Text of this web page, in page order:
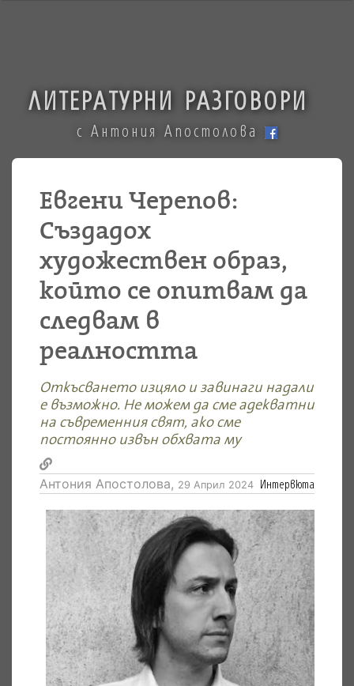
ЛИТЕРАТУРНИ РАЗГОВОРИ
с Антония Апостолова
Евгени Черепов:
Създадох
художествен образ,
който се опитвам да
следвам в
реалността
Откъсването изцяло и завинаги надали
е възможно. Не можем да сме адекватни
на съвременния свят, ако сме
постоянно извън обхвата му
Антония Апостолова, 29 Април 2024 Интервюта